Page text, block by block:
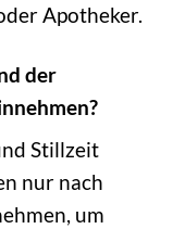
Apotheker.
der
Stillzeit
nur nach
um